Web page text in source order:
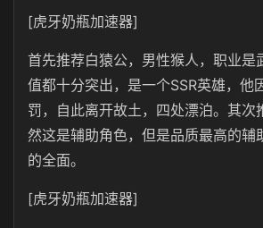
[虎牙奶瓶加速器]
首先推荐白猿公，男性猴人，职业是
值都十分突出，是一个SSR英雄，他
罚，自此离开故土，四处漂泊。其次
然这是辅助角色，但是品质最高的辅
的全面。
[虎牙奶瓶加速器]